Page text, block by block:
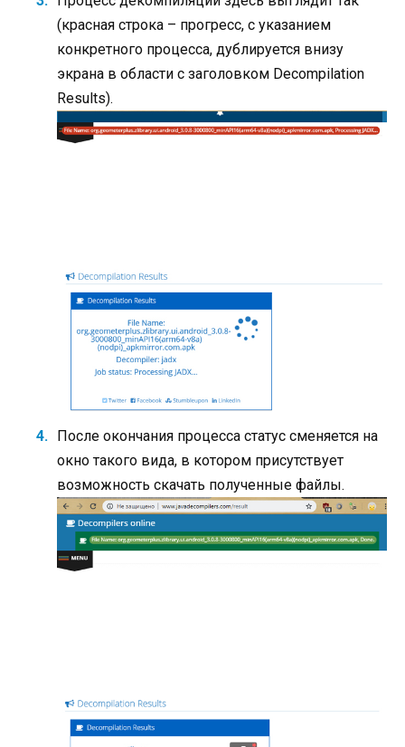
(красная строка – прогресс, с указанием
конкретного процесса, дублируется внизу
экрана в области с заголовком Decompilation
Results).
После окончания процесса статус сменяется на
окно такого вида, в котором присутствует
возможность скачать полученные файлы.